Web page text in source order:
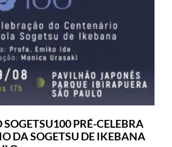
SOGETSU100 PRÉ-CELEBRA
DA SOGETSU DE IKEBANA